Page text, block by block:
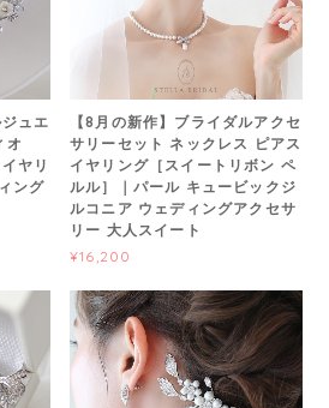
ュエ
オ
ヤリ
ング
【8月の新作】ブライダルアクセ
サリーセット ネックレス ピアス
イヤリング［スイートリボン ペ
ルル］｜パール キュービックジ
ルコニア ウェディングアクセサ
リー 大人スイート
¥16,200